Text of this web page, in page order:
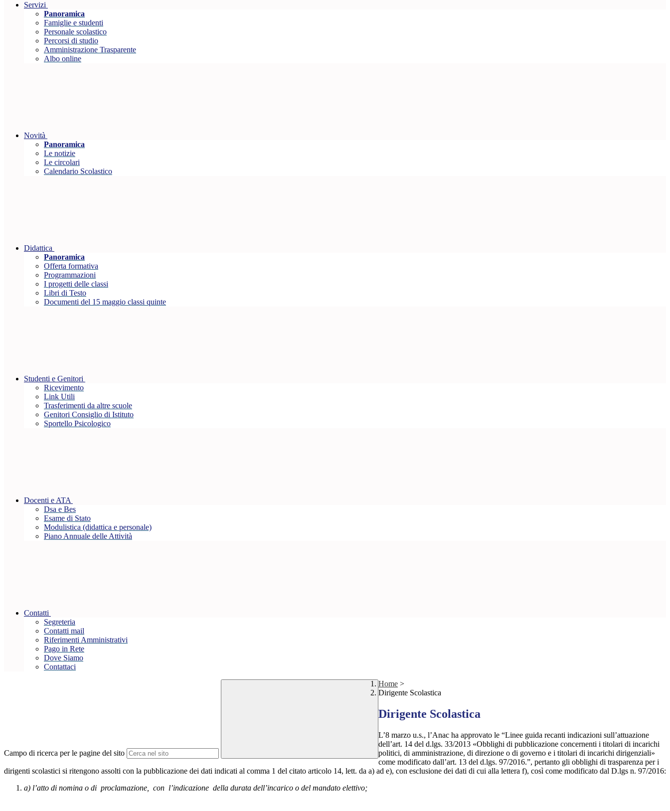
Servizi
Panoramica
Famiglie e studenti
Personale scolastico
Percorsi di studio
Amministrazione Trasparente
Albo online
Novità
Panoramica
Le notizie
Le circolari
Calendario Scolastico
Didattica
Panoramica
Offerta formativa
Programmazioni
I progetti delle classi
Libri di Testo
Documenti del 15 maggio classi quinte
Studenti e Genitori
Ricevimento
Link Utili
Trasferimenti da altre scuole
Genitori Consiglio di Istituto
Sportello Psicologico
Docenti e ATA
Dsa e Bes
Esame di Stato
Modulistica (didattica e personale)
Piano Annuale delle Attività
Contatti
Segreteria
Contatti mail
Riferimenti Amministrativi
Pago in Rete
Dove Siamo
Contattaci
Campo di ricerca per le pagine del sito
Home >
Dirigente Scolastica
Dirigente Scolastica
L’8 marzo u.s., l’Anac ha approvato le “Linee guida recanti indicazioni sull’attuazione
dell’art. 14 del d.lgs. 33/2013 «Obblighi di pubblicazione concernenti i titolari di incarichi
politici, di amministrazione, di direzione o di governo e i titolari di incarichi dirigenziali»
come modificato dall’art. 13 del d.lgs. 97/2016.”, pertanto gli obblighi di trasparenza per i
dirigenti scolastici si ritengono assolti con la pubblicazione dei dati indicati al comma 1 del citato articolo 14, lett. da a) ad e), con esclusione dei dati di cui alla lettera f), così come modificato dal D.lgs n. 97/2016:
a) l’atto di nomina o di proclamazione, con l’indicazione della durata dell’incarico o del mandato elettivo;